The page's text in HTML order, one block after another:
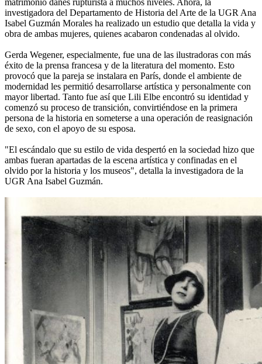
matrimonio danés rupturista a muchos niveles. Ahora, la
investigadora del Departamento de Historia del Arte de la UGR Ana
Isabel Guzmán Morales ha realizado un estudio que detalla la vida y
obra de ambas mujeres, quienes acabaron condenadas al olvido.
Gerda Wegener, especialmente, fue una de las ilustradoras con más
éxito de la prensa francesa y de la literatura del momento. Esto
provocó que la pareja se instalara en París, donde el ambiente de
modernidad les permitió desarrollarse artística y personalmente con
mayor libertad. Tanto fue así que Lili Elbe encontró su identidad y
comenzó su proceso de transición, convirtiéndose en la primera
persona de la historia en someterse a una operación de reasignación
de sexo, con el apoyo de su esposa.
"El escándalo que su estilo de vida despertó en la sociedad hizo que
ambas fueran apartadas de la escena artística y confinadas en el
olvido por la historia y los museos", detalla la investigadora de la
UGR Ana Isabel Guzmán.